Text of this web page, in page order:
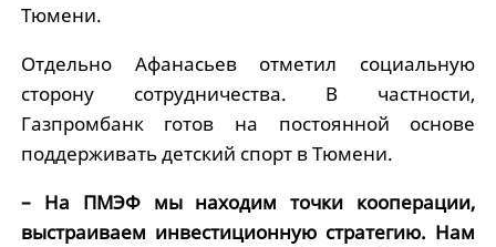
Тюмени.
Отдельно Афанасьев отметил социальную
сторону сотрудничества. В частности,
Газпромбанк готов на постоянной основе
поддерживать детский спорт в Тюмени.
– На ПМЭФ мы находим точки кооперации,
выстраиваем инвестиционную стратегию. Нам